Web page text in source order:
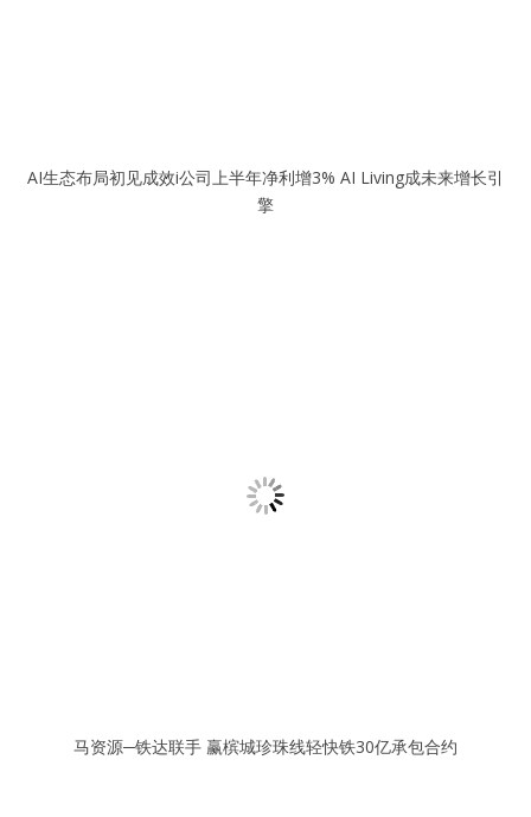
AI生态布局初见成效i公司上半年净利增3% AI Living成未来增长引
擎
马资源─铁达联手 赢槟城珍珠线轻快铁30亿承包合约